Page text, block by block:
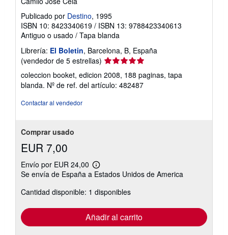
Publicado por Destino, 1995
ISBN 10: 8423340619 / ISBN 13: 9788423340613
Antiguo o usado / Tapa blanda
Librería: El Boletin, Barcelona, B, España
(vendedor de 5 estrellas) Calificación
vendedor:
5
coleccion booket, edicion 2008, 188 paginas, tapa
blanda. Nº de ref. del artículo: 482487
Contactar al vendedor
Comprar usado
EUR 7,00
Envío por EUR 24,00
Más
información
las
tarifas
envío
Se envía de España a Estados Unidos de America
Cantidad disponible: 1 disponibles
Añadir al carrito